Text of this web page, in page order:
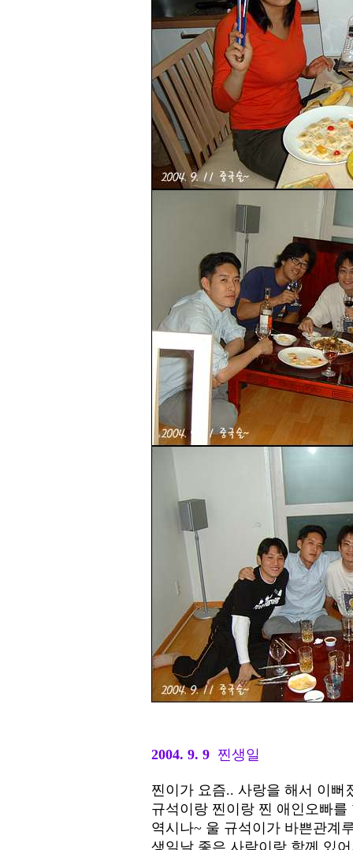
2004. 9. 9 찐생일
찐이가 요즘.. 사랑을 해서 이뻐
규석이랑 찐이랑 찐 애인오빠
역시나~ 울 규석이가 바쁜관계
생일날 좋은 사람이랑 함께 있